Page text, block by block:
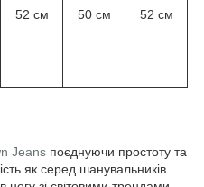
52 см 50 см 52 см
Jeans поєднуючи простоту та
як серед шанувальників